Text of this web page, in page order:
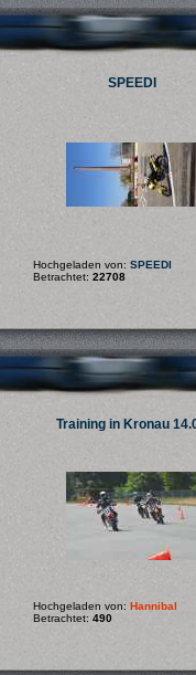
SPEEDI
Hochgeladen von: SPEEDI
Betrachtet: 22708
Training in Kronau
Hochgeladen von: Hannibal
Betrachtet: 490